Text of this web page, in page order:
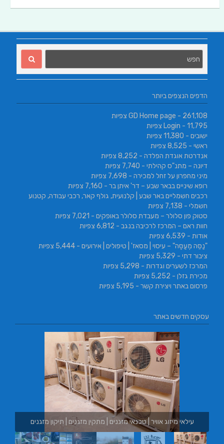
הדפים הנצפים ביותר
GD Home page - 261,108 צפיות
Login - 11,795 צפיות
ישובים - 11,380 צפיות
ראשי - 8,525 צפיות
אנדרטת אוגדת הפלדה - 8,252 צפיות
דיונה – מתנ"ס קהילתי - 7,740 צפיות
מיני מחפרון על זחל למכירה - 7,698 צפיות
רופא שיניים בבאר שבע – דר' איתן בר - 7,160 צפיות
רכבים חשמליים באר שבע | קלנועית, גולף קאר, רכבי עבודה, קטנוע
חשמלי - 7,138 צפיות
סטוק פון סלולר – מעבדת סלולר באופקים - 7,021 צפיות
חוות ראם – המרכז לרכיבה בנגב - 6,812 צפיות
אודות - 6,539 צפיות
"נַסֵּה מְעַסֶּה" – עיסוי | מסאז' | טיפולים | אירועים - 5,444 צפיות
ציבור דתי - 5,329 צפיות
המרכז לשערים וגדרות - 5,298 צפיות
מכירת גזלן - 5,252 צפיות
פרסום באתר ויצירת קשר - 5,195 צפיות
עסקים חדשים באתר
| מתקין מזגנים | תיקון מזגנים בורגר באשכול | בורגר 232 | Burger 232 | בורגר בר